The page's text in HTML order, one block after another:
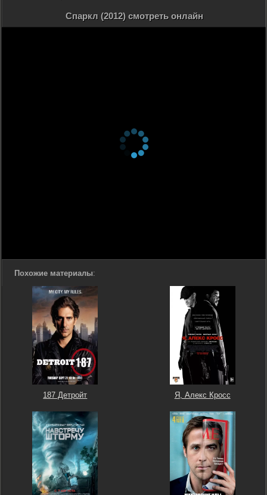
Спаркл (2012) смотреть онлайн
Похожие материалы:
187 Детройт Я, Алекс Кросс